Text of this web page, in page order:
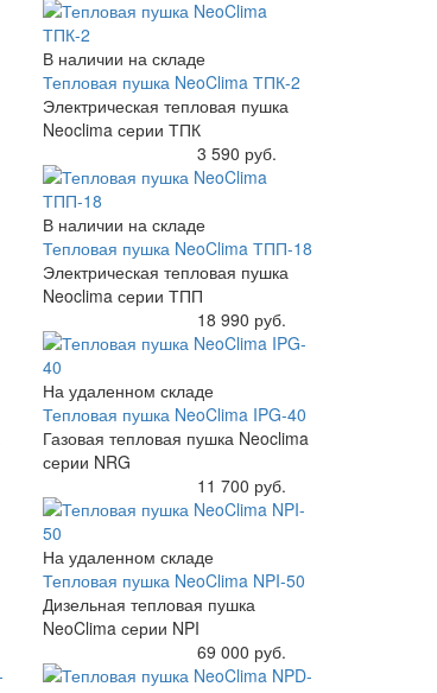
В наличии на складе
Тепловая пушка NeoClima ТПК-2
Электрическая тепловая пушка
Neoclima серии ТПК
3 590 руб.
В наличии на складе
Тепловая пушка NeoClima ТПП-18
Электрическая тепловая пушка
Neoclima серии ТПП
18 990 руб.
На удаленном складе
Тепловая пушка NeoClima IPG-40
Газовая тепловая пушка Neoclima
серии NRG
11 700 руб.
На удаленном складе
Тепловая пушка NeoClima NPI-50
Дизельная тепловая пушка
NeoClima серии NPI
69 000 руб.